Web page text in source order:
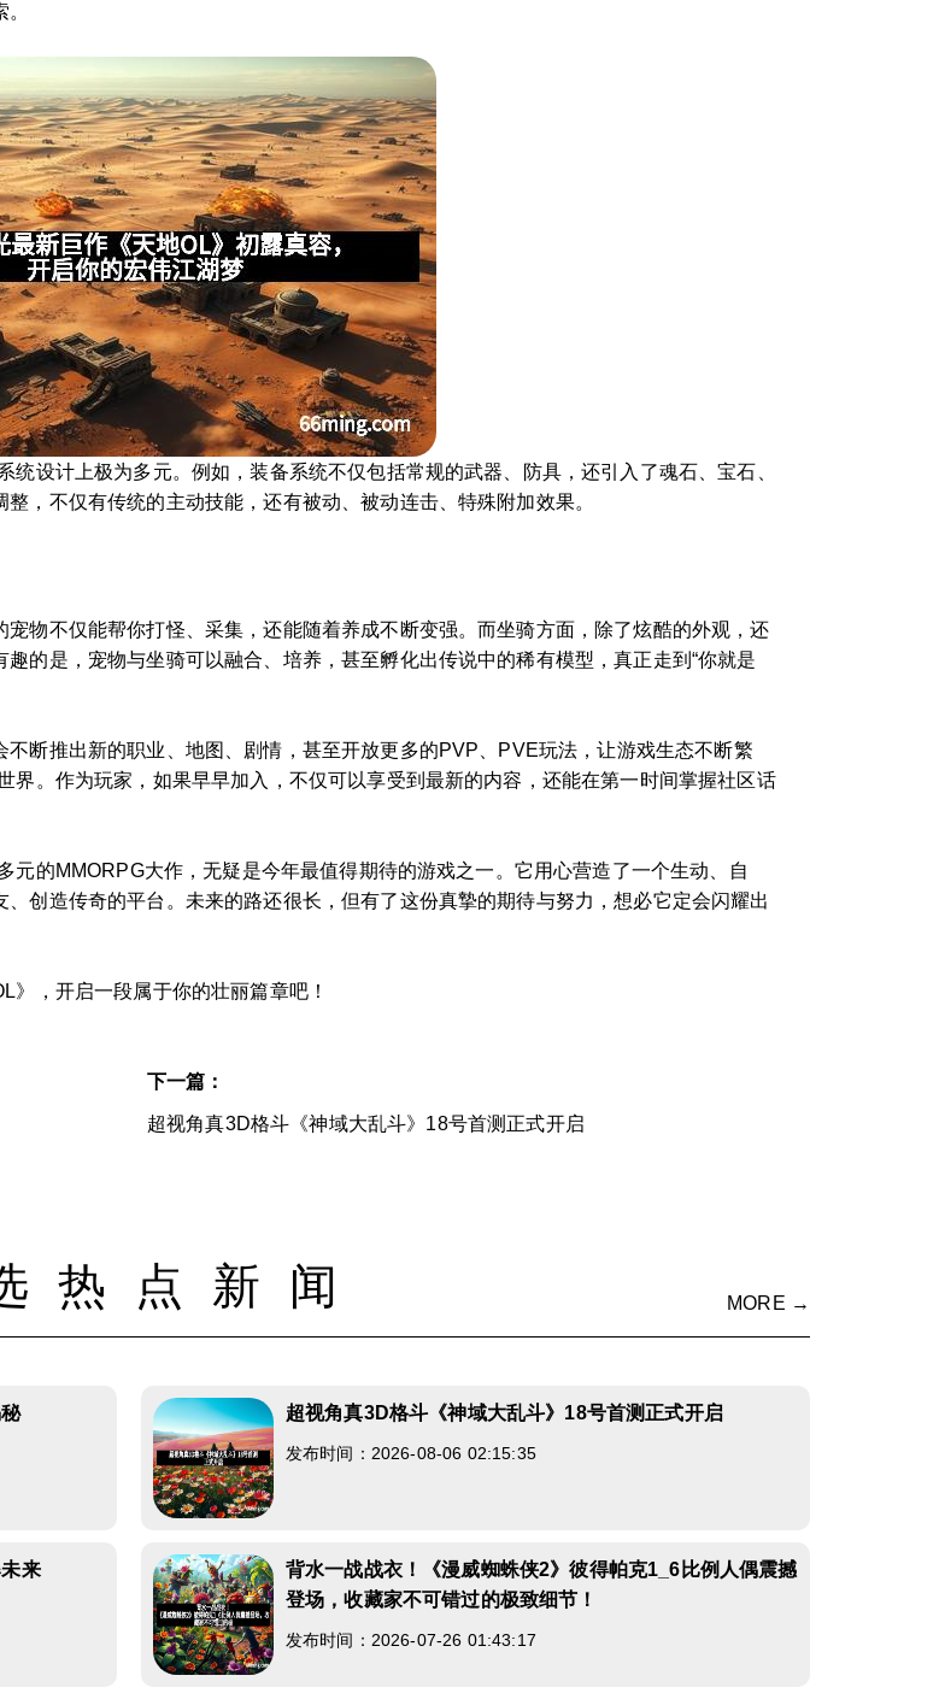
设计上极为多元。例如，装备系统不仅包括常规的武器、防具，还引入了魂石、宝石、
，不仅有传统的主动技能，还有被动、被动连击、特殊附加效果。
物不仅能帮你打怪、采集，还能随着养成不断变强。而坐骑方面，除了炫酷的外观，还
的是，宠物与坐骑可以融合、培养，甚至孵化出传说中的稀有模型，真正走到“你就是
断推出新的职业、地图、剧情，甚至开放更多的PVP、PVE玩法，让游戏生态不断繁
界。作为玩家，如果早早加入，不仅可以享受到最新的内容，还能在第一时间掌握社区话
的MMORPG大作，无疑是今年最值得期待的游戏之一。它用心营造了一个生动、自
创造传奇的平台。未来的路还很长，但有了这份真摯的期待与努力，想必它定会闪耀出
》，开启一段属于你的壮丽篇章吧！
下一篇：
超视角真3D格斗《神域大乱斗》18号首测正式开启
热点新闻 MORE →
超视角真3D格斗《神域大乱斗》18号首测正式开启
发布时间：2026-08-06 02:15:35
来
背水一战战衣！《漫威蜘蛛侠2》彼得帕克1_6比例人偶震撼
登场，收藏家不可错过的极致细节！
发布时间：2026-07-26 01:43:17